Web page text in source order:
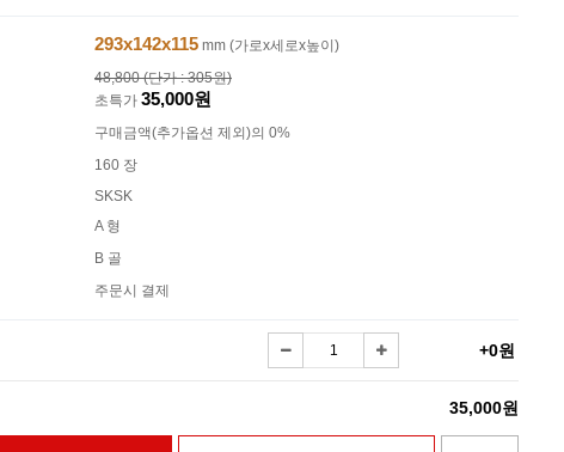
293x142x115 mm (가로x세로x높이)
48,800 (단가 : 305원)
초특가 35,000원
구매금액(추가옵션 제외)의 0%
160 장
SKSK
A 형
B 골
주문시 결제
+0원
35,000원